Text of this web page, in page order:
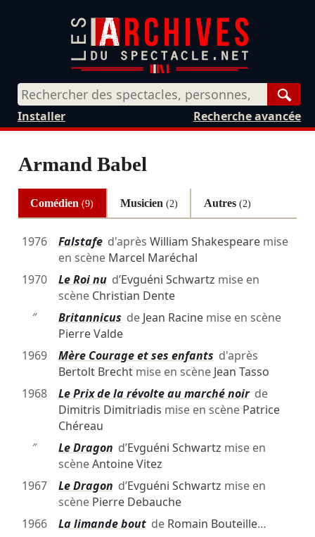
Recherche avancée
Installer
Armand Babel
Comédien(9) Musicien (2) Autres(2)
1976 Falstafed'après William Shakespearemise
en scène Marcel Maréchal
1970
Le Roi nud’Evguéni Schwartz mise en
scène Christian Dente
″
Britannicus de Jean Racinemise en scène
Pierre Valde
1969
Mère Courage et ses enfants d'après
Bertolt Brechtmise en scène Jean Tasso
1968
Le Prix de la révolte au marché noirde
Dimitris Dimitriadis mise en scène Patrice
Chéreau
″
Le Dragon d’Evguéni Schwartz mise en
scèneAntoine Vitez
1967
Le Dragon d’Evguéni Schwartz mise en
scène Pierre Debauche
1966
La limande boutde Romain Bouteille…